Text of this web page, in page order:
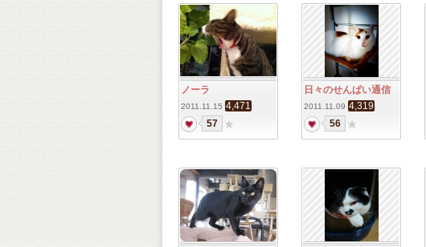
ノーラ
2011.11.15 4,471
57
日々のせんぱい通信
2011.11.09 4,319
56